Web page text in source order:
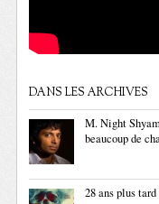
DANS LES ARCHIVES
M. Night
beaucoup de
28 ans plus